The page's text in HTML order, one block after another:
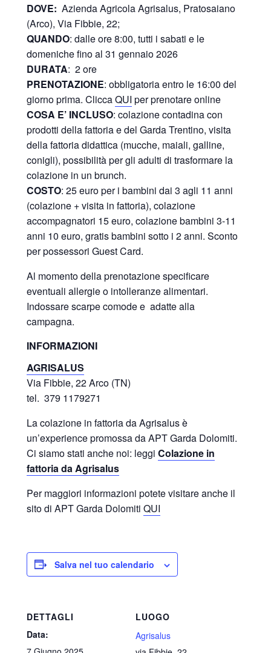
DOVE: Azienda Agricola Agrisalus, Pratosaiano
(Arco), Via Fibbie, 22;
QUANDO: dalle ore 8:00, tutti i sabati e le
domeniche fino al 31 gennaio 2026
DURATA: 2 ore
PRENOTAZIONE: obbligatoria entro le 16:00 del
giorno prima. CliccaQUI per prenotare online
COSA E’ INCLUSO: colazione contadina con
prodotti della fattoria e del Garda Trentino, visita
della fattoria didattica (mucche, maiali, galline,
conigli), possibilità per gli adulti di trasformare la
colazione in un brunch.
COSTO: 25 euro per i bambini dai 3 agli 11 anni
(colazione + visita in fattoria), colazione
accompagnatori 15 euro, colazione bambini 3-11
anni 10 euro, gratis bambini sotto i 2 anni. Sconto
per possessori Guest Card.
Al momento della prenotazione specificare
eventuali allergie o intolleranze alimentari.
Indossare scarpe comode e adatte alla
campagna.
INFORMAZIONI
AGRISALUS
Via Fibbie, 22 Arco (TN)
tel. 379 1179271
La colazione in fattoria da Agrisalus è
un’experience promossa da APT Garda Dolomiti.
Ci siamo stati anche noi: leggi Colazione in
fattoria da Agrisalus
Per maggiori informazioni potete visitare anche il
sito di APT Garda Dolomiti QUI
Salva nel tuo calendario
DETTAGLI
Data:
LUOGO
Agrisalus